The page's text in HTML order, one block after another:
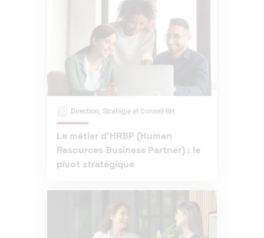
Direction, Stratégie et Conseil RH
Le métier d’HRBP (Human
Resources Business Partner) : le
pivot stratégique